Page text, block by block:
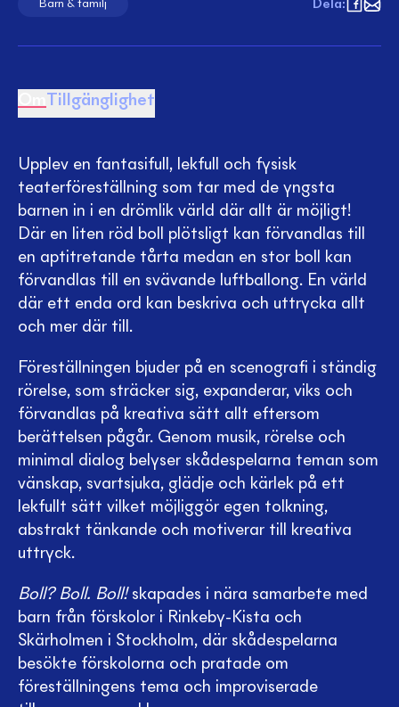
Barn & familj Dela:
Tillgänglighet
Upplev en fantasifull, lekfull och fysisk
teaterföreställning som tar med de yngsta
barnen in i en drömlik värld där allt är möjligt!
Där en liten röd boll plötsligt kan förvandlas till
en aptitretande tårta medan en stor boll kan
förvandlas till en svävande luftballong. En värld
där ett enda ord kan beskriva och uttrycka allt
och mer där till.
Föreställningen bjuder på en scenografi i ständig
rörelse, som sträcker sig, expanderar, viks och
förvandlas på kreativa sätt allt eftersom
berättelsen pågår. Genom musik, rörelse och
minimal dialog belyser skådespelarna teman som
vänskap, svartsjuka, glädje och kärlek på ett
lekfullt sätt vilket möjliggör egen tolkning,
abstrakt tänkande och motiverar till kreativa
uttryck.
Boll? Boll. Boll!skapades i nära samarbete med
barn från förskolor i Rinkeby-Kista och
Skärholmen i Stockholm, där skådespelarna
besökte förskolorna och pratade om
föreställningens tema och improviserade